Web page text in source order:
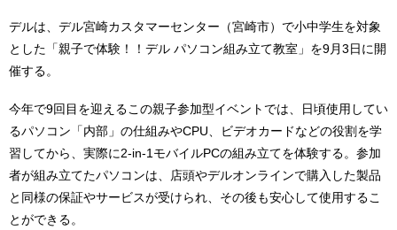
デルは、デル宮崎カスタマーセンター（宮崎市）で小中学生を対象
とした「親子で体験！！デル パソコン組み立て教室」を9月3日に開
催する。
今年で9回目を迎えるこの親子参加型イベントでは、日頃使用してい
るパソコン「内部」の仕組みやCPU、ビデオカードなどの役割を学
習してから、実際に2-in-1モバイルPCの組み立てを体験する。参加
者が組み立てたパソコンは、店頭やデルオンラインで購入した製品
と同様の保証やサービスが受けられ、その後も安心して使用するこ
とができる。